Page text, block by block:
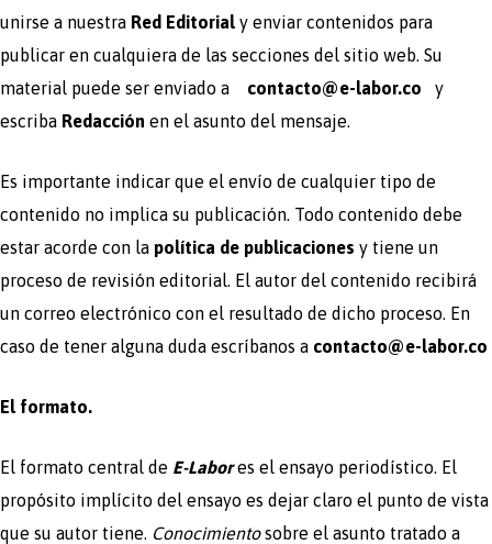
unirse a nuestra Red Editorial y enviar contenidos para
publicar en cualquiera de las secciones del sitio web. Su
material puede ser enviado a contacto@e-labor.co y
escriba Redacción en el asunto del mensaje.
Es importante indicar que el envío de cualquier tipo de
contenido no implica su publicación. Todo contenido debe
estar acorde con la política de publicaciones y tiene un
proceso de revisión editorial. El autor del contenido recibirá
un correo electrónico con el resultado de dicho proceso. En
caso de tener alguna duda escríbanos a contacto@e-labor.co
El formato.
El formato central de E-Labores el ensayo periodístico. El
propósito implícito del ensayo es dejar claro el punto de vista
que su autor tiene. Conocimientosobre el asunto tratado a